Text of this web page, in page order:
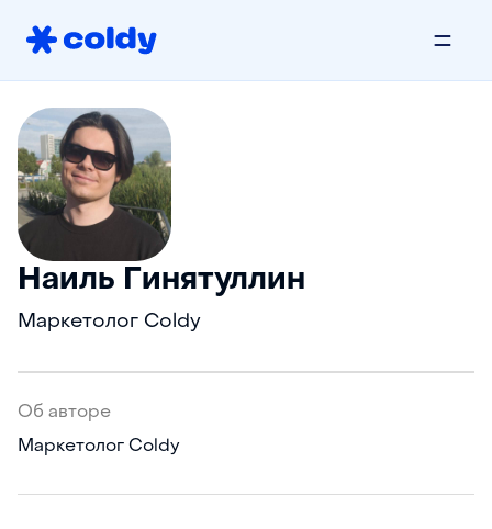
Наиль Гинятуллин
Маркетолог Coldy
Об авторе
Маркетолог Coldy